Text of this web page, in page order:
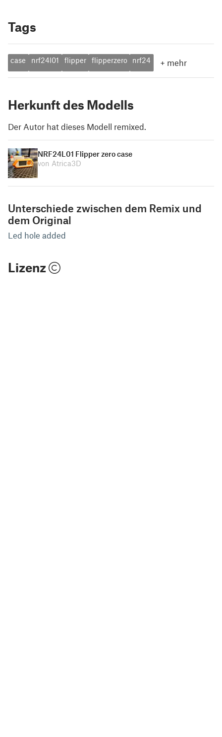
Tags
case nrf24l01 flipper flipperzero nrf24 + mehr
Herkunft des Modells
Der Autor hat dieses Modell remixed.
NRF24L01 Flipper zero case
von Atrica3D
Unterschiede zwischen dem Remix und
dem Original
Led hole added
Lizenz